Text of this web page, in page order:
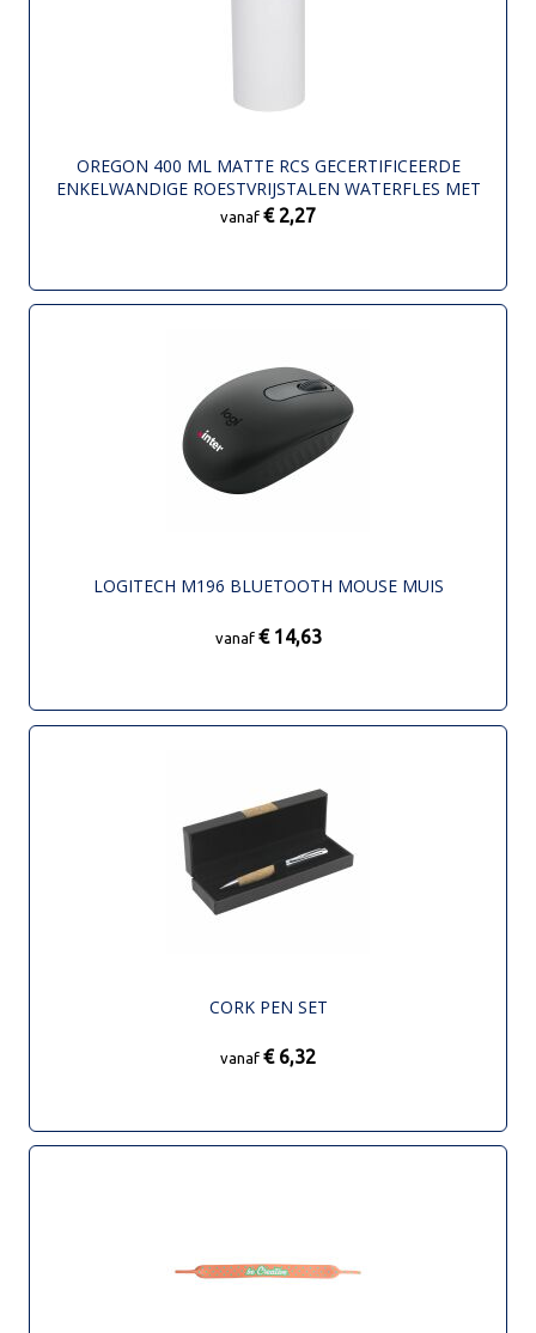
OREGON 400 ML MATTE RCS GECERTIFICEERDE
ENKELWANDIGE ROESTVRIJSTALEN WATERFLES MET
KARABIJNHAAK
vanaf € 2,27
LOGITECH M196 BLUETOOTH MOUSE MUIS
vanaf € 14,63
CORK PEN SET
vanaf € 6,32